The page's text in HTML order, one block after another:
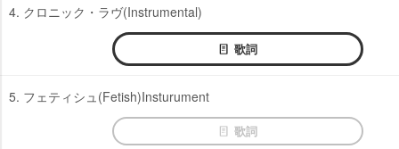
4. クロニック・ラヴ(Instrumental)
歌詞
5. フェティシュ(Fetish)Insturument
歌詞